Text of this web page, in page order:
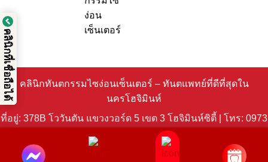
คลินิกทันตกรรมไซง่อนเซ็นเตอร์ – ทันตแพทย์ที่ดีที่สุดใน
นครโฮจิมินห์
ที่อยู่: 378B โววันตัน แขวงวอร์ด 5 เขต 3 โฮจิมินห์ซิตี้ | โทร: 0973
199 986 | อีเมล: clinic@saigoncenterdental.com. ผู้รับผิดชอบ
ด้านวิชาชีพและการกำกับทางเทคนิค: นพ.เหงียนหง็อกตัน © 2025
คลินิกที่เชื่อถือได้